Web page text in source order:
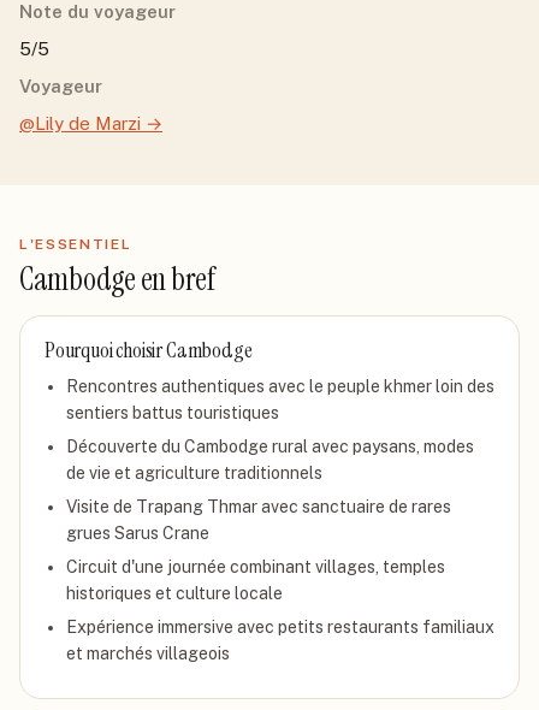
Note du voyageur
5/5
Voyageur
@Lily de Marzi →
L'ESSENTIEL
Cambodgeen bref
Pourquoi choisirCambodge
Rencontres authentiques avec le peuple khmer loin des
sentiers battus touristiques
Découverte du Cambodge rural avec paysans, modes
de vie et agriculture traditionnels
Visite de Trapang Thmar avec sanctuaire de rares
grues Sarus Crane
Circuit d'une journée combinant villages, temples
historiques et culture locale
Expérience immersive avec petits restaurants familiaux
et marchés villageois